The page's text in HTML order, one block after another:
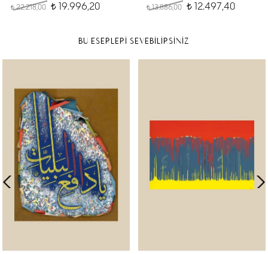
t22.218,00 t 19.996,20 t13.886,00 t 12.497,40
BU ESERLERİ SEVEBİLİRSİNİZ